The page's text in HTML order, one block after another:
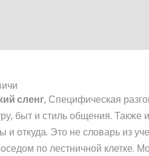
сленг, Специфическая
быт и стиль общения. Также
и откуда. Это не словарь из
по лестничной клетке.